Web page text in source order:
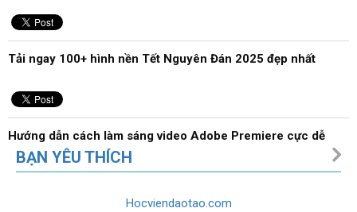
Tải ngay 100+ hình nền Tết Nguyên Đán 2025 đẹp nhất
Hướng dẫn cách làm sáng video Adobe Premiere cực dễ
BẠN YÊU THÍCH
Hocviendaotao.com